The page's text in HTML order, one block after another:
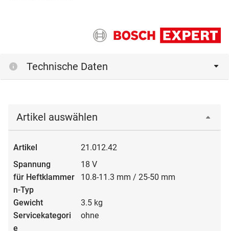
Technische Daten
Artikel auswählen
21.012.42
18 V
10.8-11.3 mm / 25-50 mm
3.5 kg
ohne